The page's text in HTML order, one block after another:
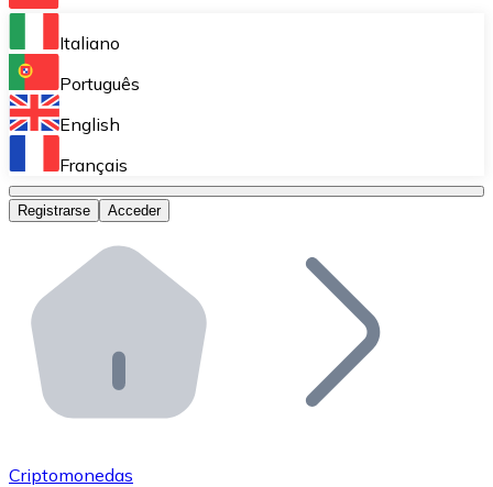
Bitnovo Ramp
Integra nuestra solución en tu plataforma.
Bitnovo Giftcards
Bitnovo OTC
Bitnovo ATM
Integra un ATM Bitnovo en tu negocio y permite que
Bitnovo API
Integra nuestra API en tu ecosistema.
Únete a nuestra red de distribuidores.
Italiano
Português
English
Français
Registrarse Acceder
Criptomonedas